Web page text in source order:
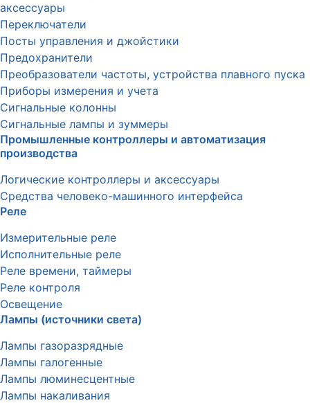
аксессуары
Переключатели
Посты управления и джойстики
Предохранители
Преобразователи частоты, устройства плавного пуска
Приборы измерения и учета
Сигнальные колонны
Сигнальные лампы и зуммеры
Промышленные контроллеры и автоматизация
производства
Логические контроллеры и аксессуары
Средства человеко-машинного интерфейса
Реле
Измерительные реле
Исполнительные реле
Реле времени, таймеры
Реле контроля
Освещение
Лампы (источники света)
Лампы газоразрядные
Лампы галогенные
Лампы люминесцентные
Лампы накаливания